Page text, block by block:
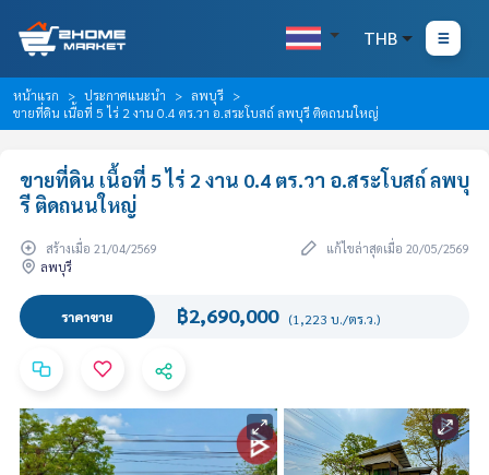
THB
หน้าแรก ประกาศแนะนำ
ลพบุรี
ขายที่ดิน เนื้อที่ 5 ไร่ 2 งาน 0.4 ตร.วา อ.สระโบสถ์ ลพบุรี ติดถนนใหญ่
ขายที่ดิน เนื้อที่ 5 ไร่ 2 งาน 0.4 ตร.วา อ.สระโบสถ์ ลพบุ
รี ติดถนนใหญ่
สร้างเมื่อ 21/04/2569
แก้ไขล่าสุดเมื่อ 20/05/2569
ลพบุรี
ราคาขาย ฿2,690,000 (1,223 บ./ตร.ว.)